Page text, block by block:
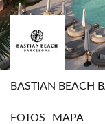
BASTIAN BEACH
FOTOS MAPA